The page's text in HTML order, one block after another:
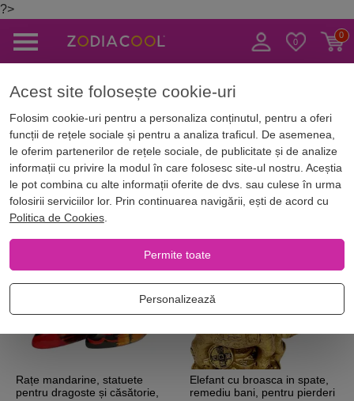
?>
Online Decorațiuni feng shui casa Obiecte feng shui pe zodii
Obiecte feng shui pe zodii
Filtrează Ordonează Zodii chinezesti
Rațe mandarine, statuete
pentru dragoste și căsătorie,
Recomandat
Elefant cu broasca in spate,
remediu bani, pentru pierderi
Acest site folosește cookie-uri
Folosim cookie-uri pentru a personaliza conținutul, pentru a oferi
funcții de rețele sociale și pentru a analiza traficul. De asemenea,
le oferim partenerilor de rețele sociale, de publicitate și de analize
informații cu privire la modul în care folosesc site-ul nostru. Aceștia
le pot combina cu alte informații oferite de dvs. sau culese în urma
folosirii serviciilor lor. Prin continuarea navigării, ești de acord cu
Politica de Cookies.
Permite toate
Personalizează